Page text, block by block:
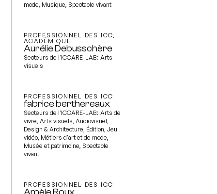
mode, Musique, Spectacle vivant
PROFESSIONNEL DES ICC,
ACADÉMIQUE
Aurélie Debusschère
Secteurs de l'ICCARE-LAB: Arts
visuels
PROFESSIONNEL DES ICC
fabrice berthereaux
Secteurs de l'ICCARE-LAB: Arts de
vivre, Arts visuels, Audiovisuel,
Design & Architecture, Édition, Jeu
vidéo, Métiers d'art et de mode,
Musée et patrimoine, Spectacle
vivant
PROFESSIONNEL DES ICC